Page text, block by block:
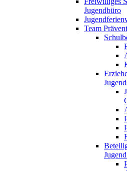
Jugendbüro
Team